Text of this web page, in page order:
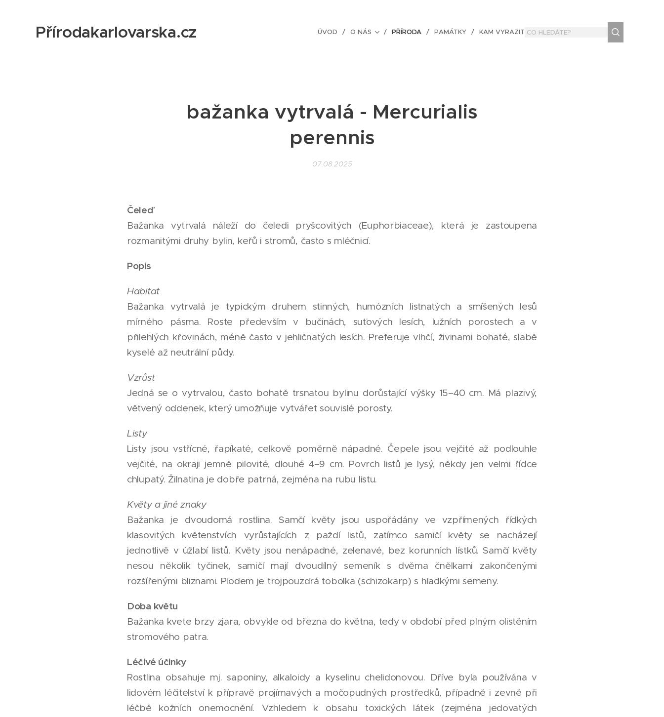
Přírodakarlovarska.cz ÚVOD O NÁS PŘÍRODA PAMÁTKY KAM VYRAZIT
bažanka vytrvalá - Mercurialis
perennis
07.08.2025
Čeleď
Bažanka vytrvalá náleží do čeledi pryšcovitých (Euphorbiaceae), která je zastoupena
rozmanitými druhy bylin, keřů i stromů, často s mléčnicí.
Popis
Habitat
Bažanka vytrvalá je typickým druhem stinných, humózních listnatých a smíšených lesů
mírného pásma. Roste především v bučinách, suťových lesích, lužních porostech a v
přilehlých křovinách, méně často v jehličnatých lesích. Preferuje vlhčí, živinami bohaté, slabě
kyselé až neutrální půdy.
Vzrůst
Jedná se o vytrvalou, často bohatě trsnatou bylinu dorůstající výšky 15–40 cm. Má plazivý,
větvený oddenek, který umožňuje vytvářet souvislé porosty.
Listy
Listy jsou vstřícné, řapíkaté, celkově poměrně nápadné. Čepele jsou vejčité až podlouhle
vejčité, na okraji jemně pilovité, dlouhé 4–9 cm. Povrch listů je lysý, někdy jen velmi řídce
chlupatý. Žilnatina je dobře patrná, zejména na rubu listu.
Květy a jiné znaky
Bažanka je dvoudomá rostlina. Samčí květy jsou uspořádány ve vzpřímených řídkých
klasovitých květenstvích vyrůstajících z paždí listů, zatímco samičí květy se nacházejí
jednotlivě v úžlabí listů. Květy jsou nenápadné, zelenavé, bez korunních lístků. Samčí květy
nesou několik tyčinek, samičí mají dvoudílný semeník s dvěma čnělkami zakončenými
rozšířenými bliznami. Plodem je trojpouzdrá tobolka (schizokarp) s hladkými semeny.
Doba květu
Bažanka kvete brzy zjara, obvykle od března do května, tedy v období před plným olistěním
stromového patra.
Léčivé účinky
Rostlina obsahuje mj. saponiny, alkaloidy a kyselinu chelidonovou. Dříve byla používána v
lidovém léčitelství k přípravě projímavých a močopudných prostředků, případně i zevně při
léčbě kožních onemocnění. Vzhledem k obsahu toxických látek (zejména jedovatých